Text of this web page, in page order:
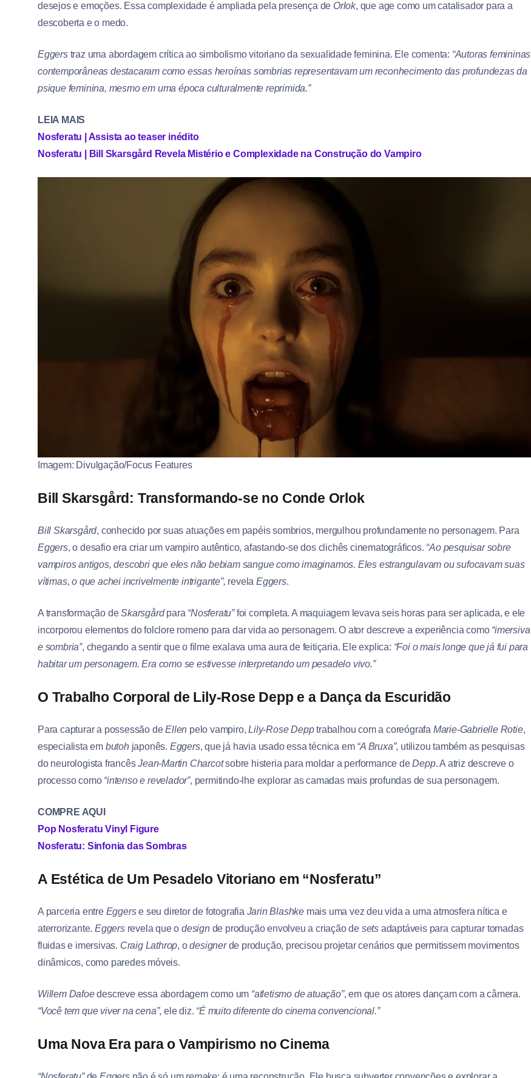
desejos e emoções. Essa complexidade é ampliada pela presença de Orlok, que age como um catalisador para a
descoberta e o medo.
Eggerstraz uma abordagem crítica ao simbolismo vitoriano da sexualidade feminina. Ele comenta: “Autoras femininas
contemporâneas destacaram como essas heroínas sombrias representavam um reconhecimento das profundezas da
psique feminina, mesmo em uma época culturalmente reprimida.”
LEIA MAIS
Nosferatu | Assista ao teaser inédito
Nosferatu | Bill Skarsgård Revela Mistério e Complexidade na Construção do Vampiro
Imagem: Divulgação/Focus Features
Bill Skarsgård: Transformando-se no Conde Orlok
Bill Skarsgård, conhecido por suas atuações em papéis sombrios, mergulhou profundamente no personagem. Para
Eggers, o desafio era criar um vampiro autêntico, afastando-se dos clichês cinematográficos. “Ao pesquisar sobre
vampiros antigos, descobri que eles não bebiam sangue como imaginamos. Eles estrangulavam ou sufocavam suas
vítimas, o que achei incrivelmente intrigante”, revelaEggers.
A transformação deSkarsgårdpara “Nosferatu”foi completa. A maquiagem levava seis horas para ser aplicada, e ele
incorporou elementos do folclore romeno para dar vida ao personagem. O ator descreve a experiência como “imersiva
e sombria”, chegando a sentir que o filme exalava uma aura de feitiçaria. Ele explica: “Foi o mais longe que já fui para
habitar um personagem. Era como se estivesse interpretando um pesadelo vivo.”
O Trabalho Corporal de Lily-Rose Depp e a Dança da Escuridão
Para capturar a possessão deEllen pelo vampiro,Lily-Rose Depptrabalhou com a coreógrafa Marie-Gabrielle Rotie,
especialista em butohjaponês. Eggers, que já havia usado essa técnica em “A Bruxa”, utilizou também as pesquisas
do neurologista francêsJean-Martin Charcotsobre histeria para moldar a performance deDepp. A atriz descreve o
processo como “intenso e revelador”, permitindo-lhe explorar as camadas mais profundas de sua personagem.
COMPRE AQUI
Pop Nosferatu Vinyl Figure
Nosferatu: Sinfonia das Sombras
A Estética de Um Pesadelo Vitoriano em “Nosferatu”
A parceria entre Eggerse seu diretor de fotografia Jarin Blashke mais uma vez deu vida a uma atmosfera nítica e
aterrorizante.Eggersrevela que odesignde produção envolveu a criação de sets adaptáveis para capturar tomadas
fluidas e imersivas. Craig Lathrop, odesignerde produção, precisou projetar cenários que permitissem movimentos
dinâmicos, como paredes móveis.
Willem Dafoedescreve essa abordagem como um “atletismo de atuação”, em que os atores dançam com a câmera.
“Você tem que viver na cena”, ele diz. “É muito diferente do cinema convencional.”
Uma Nova Era para o Vampirismo no Cinema